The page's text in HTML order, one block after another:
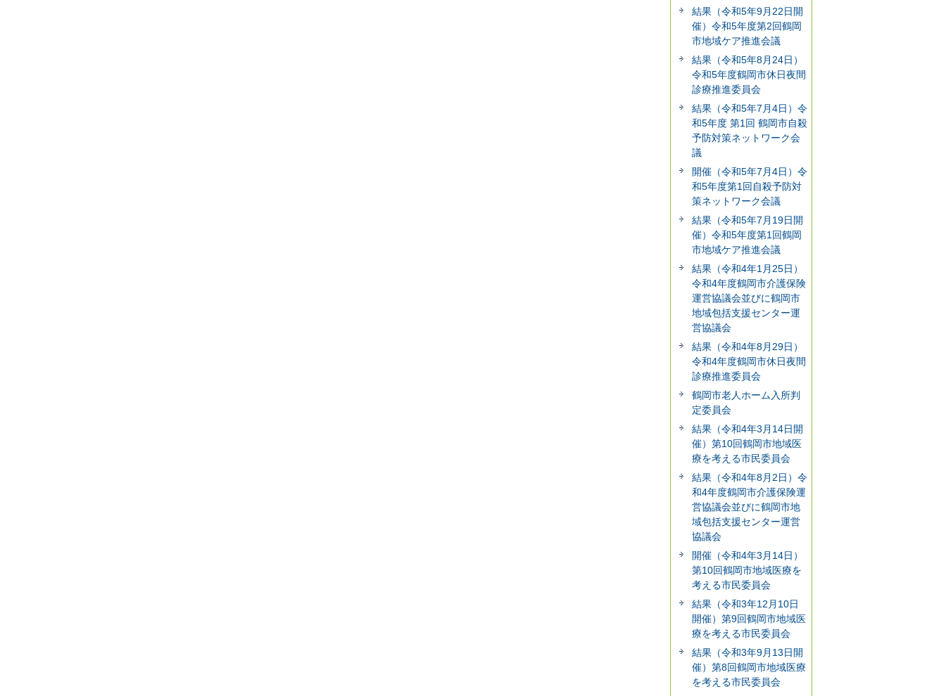
結果（令和5年9月22日開
催）令和5年度第2回鶴岡
市地域ケア推進会議
結果（令和5年8月24日）
令和5年度鶴岡市休日夜間
診療推進委員会
結果（令和5年7月4日）令
和5年度 第1回 鶴岡市自殺
予防対策ネットワーク会
議
開催（令和5年7月4日）令
和5年度第1回自殺予防対
策ネットワーク会議
結果（令和5年7月19日開
催）令和5年度第1回鶴岡
市地域ケア推進会議
結果（令和4年1月25日）
令和4年度鶴岡市介護保険
運営協議会並びに鶴岡市
地域包括支援センター運
営協議会
結果（令和4年8月29日）
令和4年度鶴岡市休日夜間
診療推進委員会
鶴岡市老人ホーム入所判
定委員会
結果（令和4年3月14日開
催）第10回鶴岡市地域医
療を考える市民委員会
結果（令和4年8月2日）令
和4年度鶴岡市介護保険運
営協議会並びに鶴岡市地
域包括支援センター運営
協議会
開催（令和4年3月14日）
第10回鶴岡市地域医療を
考える市民委員会
結果（令和3年12月10日
開催）第9回鶴岡市地域医
療を考える市民委員会
結果（令和3年9月13日開
催）第8回鶴岡市地域医療
を考える市民委員会